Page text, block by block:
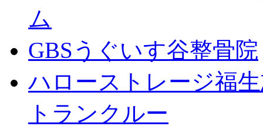
ム
GBSうぐいす谷整骨院
ハローストレージ福
トランクルー